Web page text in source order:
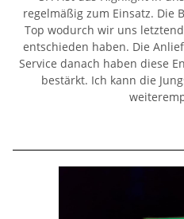
regelmäßig zum Einsatz. Die
Top wodurch wir uns
entschieden haben. Die
Service danach haben diese
bestärkt. Ich kann die